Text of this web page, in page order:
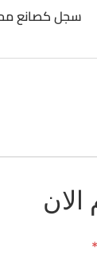
سجل كصانع
الان
*